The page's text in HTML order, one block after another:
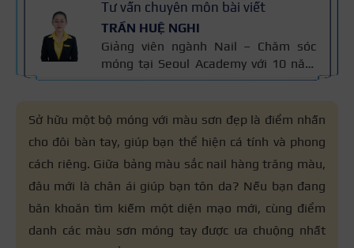
Tư vấn chuyên môn bài viết
TRẦN HUỆ NGHI
Giảng viên ngành Nail – Chăm sóc
móng tại Seoul Academy với 10 năm
kinh nghiệm trong nghề. Có chuyên
móng, sơn gel, đắp bột và vẽ móng
nghệ thuật. Kiến thức trong bài được
đối chiếu với quy trình chăm sóc móng
chuẩn nghề và 10 năm kinh nghiệm
giảng dạy của cô, giúp người đọc nắm
thông tin đáng tin cậy.
Sở hữu một bộ móng với màu sơn đẹp là điểm nhấn
cho đôi bàn tay, giúp bạn thể hiện cá tính và phong
cách riêng. Giữa bảng màu sắc nail hàng trăng màu,
đâu mới là chân ái giúp bạn tôn da? Nếu bạn đang
băn khoăn tìm kiếm một diện mạo mới, cùng điểm
danh các màu sơn móng tay được ưa chuộng nhất